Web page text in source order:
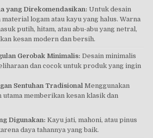
yang Direkomendasikan: Untuk desain
logam atau kayu yang halus. Warna
putih, hitam, atau abu-abu yang netral,
kesan modern dan bersih.
Gerobak Minimalis: Desain minimalis
dan cocok untuk produk yang ingin
Sentuhan Tradisional Menggunakan
utama memberikan kesan klasik dan
Digunakan: Kayu jati, mahoni, atau pinus
daya tahannya yang baik.